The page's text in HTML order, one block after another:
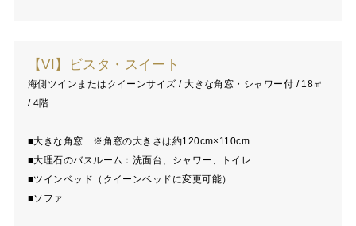
【VI】ビスタ・スイート
海側ツインまたはクイーンサイズ / 大きな角窓・シャワー付 / 18㎡
/ 4階
■大きな角窓 ※角窓の大きさは約120cm×110cm
■大理石のバスルーム：洗面台、シャワー、トイレ
■ツインベッド（クイーンベッドに変更可能）
■ソファ